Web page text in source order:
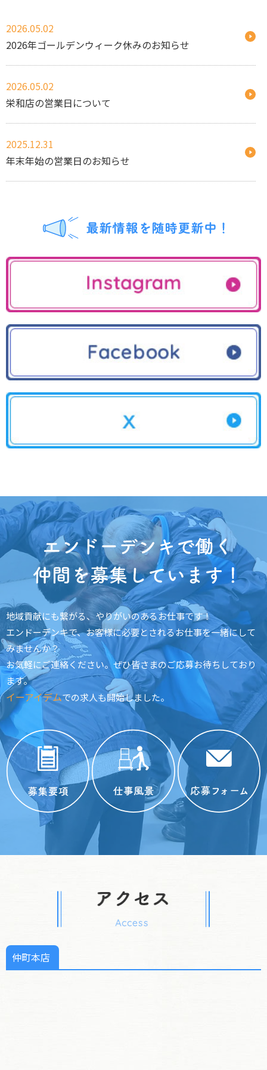
2026.05.02
2026年ゴールデンウィーク休みのお知らせ
2026.05.02
栄和店の営業日について
2025.12.31
年末年始の営業日のお知らせ
2025夏季休暇のお知らせ
2025.04.29
ゴールデンウィーク中の営業日について
求人募集
2025.03.01
3月1日の営業について
この度LINE＠公式アカウントを開設しました。
11月9日(金)に認知症サポータ養成講座を開催します
最新
エ
地域貢献にも繋がる、やりがいのあるお仕事です！
エンドーデンキで、お客様に必要とされるお仕事を一緒にして
みませんか？
お気軽にご連絡ください。ぜひ皆さまのご応募お待ちしており
ます。
イーアイデムでの求人も開始しました。
仲町本店